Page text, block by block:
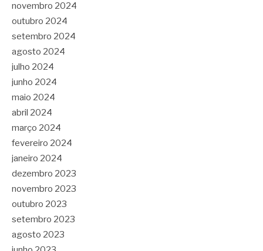
novembro 2024
outubro 2024
setembro 2024
agosto 2024
julho 2024
junho 2024
maio 2024
abril 2024
março 2024
fevereiro 2024
janeiro 2024
dezembro 2023
novembro 2023
outubro 2023
setembro 2023
agosto 2023